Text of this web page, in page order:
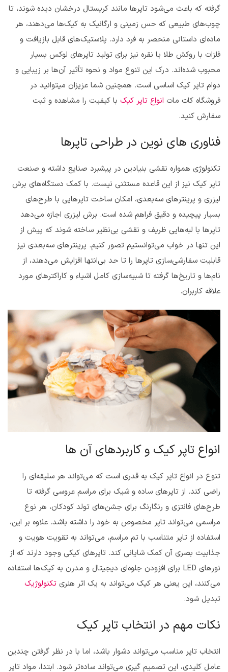
گرفته که باعث می‌شود تاپرها مانند کریستال درخشان دیده شوند، تا
چوب‌های طبیعی که حس زمینی و ارگانیک به کیک‌ها می‌دهند، هر
ماده‌ای داستانی منحصر به فرد دارد. پلاستیک‌های قابل بازیافت و
فلزات با روکش طلا یا نقره نیز برای تولید تاپرهای لوکس بسیار
محبوب شده‌اند. درک این تنوع مواد و نحوه تأثیر آن‌ها بر زیبایی و
دوام تاپر کیک اساسی است. همچنین شما عزیزان میتوانید در
فروشگاه کات مات انواع تاپر کیک با کیفیت را مشاهده و ثبت
سفارش کنید.
فناوری های نوین در طراحی تاپرها
تکنولوژی همواره نقشی بنیادین در پیشبرد صنایع داشته و صنعت
تاپر کیک نیز از این قاعده مستثنی نیست. با کمک دستگاه‌های برش
لیزری و پرینترهای سه‌بعدی، امکان ساخت تاپرهایی با طرح‌های
بسیار پیچیده و دقیق فراهم شده است. برش لیزری اجازه می‌دهد
تاپرها با لبه‌هایی ظریف و نقشی بی‌نظیر ساخته شوند که پیش از
این تنها در خواب می‌توانستیم تصور کنیم. پرینترهای سه‌بعدی نیز
قابلیت سفارشی‌سازی تاپرها را تا حد بی‌انتها افزایش می‌دهند، از
نام‌ها و تاریخ‌ها گرفته تا شبیه‌سازی کامل اشیاء و کاراکترهای مورد
علاقه کاربران.
انواع تاپر کیک و کاربردهای آن ها
تنوع در انواع تاپر کیک به قدری است که می‌تواند هر سلیقه‌ای را
راضی کند. از تاپرهای ساده و شیک برای مراسم عروسی گرفته تا
طرح‌های فانتزی و رنگارنگ برای جشن‌های تولد کودکان، هر نوع
مراسمی می‌تواند تاپر مخصوص به خود را داشته باشد. علاوه بر این،
استفاده از تاپر متناسب با تم مراسم، می‌تواند به تقویت هویت و
جذابیت بصری آن کمک شایانی کند. تاپرهای کیکی وجود دارند که از
نورهای LED برای افزودن جلوه‌ای دیجیتال و مدرن به کیک‌ها استفاده
می‌کنند، این یعنی هر کیک می‌تواند به یک اثر هنری تکنولوژیک
تبدیل شود.
نکات مهم در انتخاب تاپر کیک
انتخاب تاپر مناسب می‌تواند دشوار باشد، اما با در نظر گرفتن چندین
عامل کلیدی، این تصمیم گیری می‌تواند ساده‌تر شود. ابتدا، مواد تاپر